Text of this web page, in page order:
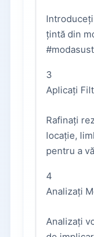
țintă din
3
Aplicați
Rafinați
locație,
pentru a
4
Analizați
Analizați